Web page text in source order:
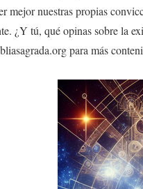
mejor nuestras propias
¿Y tú, qué opinas sobre la
para más